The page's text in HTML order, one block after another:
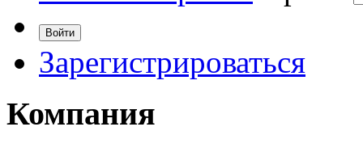
Зарегистрироваться
Компания